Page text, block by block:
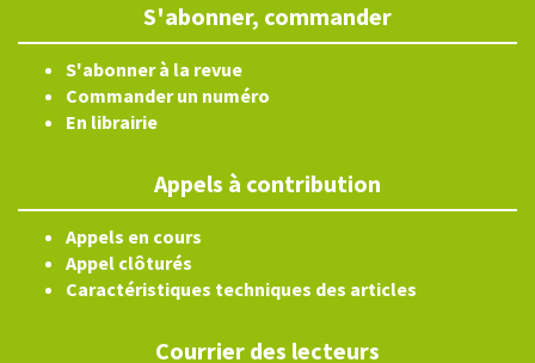
S'abonner, commander
S'abonner à la revue
Commander un numéro
En librairie
Appels à contribution
Appels en cours
Appel clôturés
Caractéristiques techniques des articles
Courrier des lecteurs